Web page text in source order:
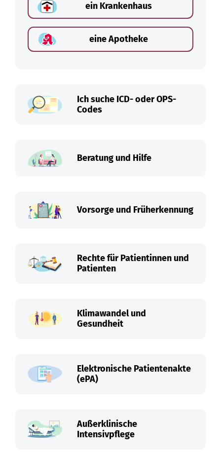
ein Krankenhaus
eine Apotheke
Ich suche ICD- oder OPS-
Codes
Beratung und Hilfe
Vorsorge und Früherkennung
Rechte für Patientinnen und
Patienten
Klimawandel und
Gesundheit
Elektronische Patientenakte
(ePA)
Außerklinische
Intensivpflege